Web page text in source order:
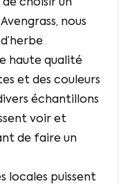
choisir un
nous
haute qualité
et des couleurs
échantillons
voir et
de faire un
locales puissent